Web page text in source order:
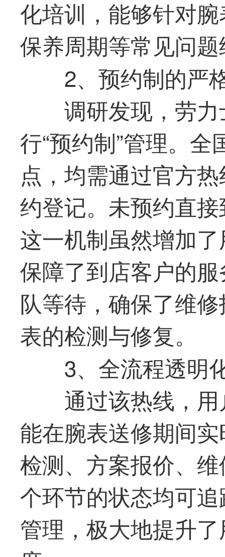
化培训，能够针对
保养周期等常见问
2、预约制的严
调研发现，劳
行“预约制”管理。
点，均需通过官方
约登记。未预约直
这一机制虽然增加
保障了到店客户的
队等待，确保了维
表的检测与修复。
3、全流程透明
通过该热线，
能在腕表送修期间
检测、方案报价、
个环节的状态均可
管理，极大地提升